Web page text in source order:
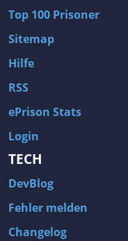
Top 100 Prisoner
Sitemap
Hilfe
RSS
ePrison Stats
Login
TECH
DevBlog
Fehler melden
Changelog